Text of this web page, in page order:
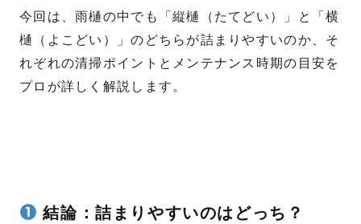
今回は、雨樋の中でも「縦樋（たてどい）」と「横
樋（よこどい）」のどちらが詰まりやすいのか、そ
れぞれの清掃ポイントとメンテナンス時期の目安を
プロが詳しく解説します。
結論：詰まりやすいのはどっち？